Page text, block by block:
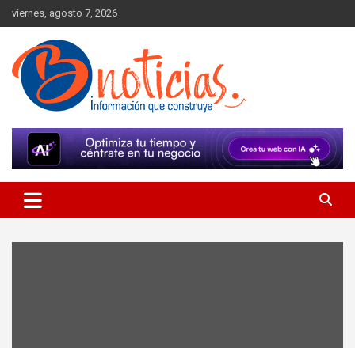
Skip
to
content
viernes, agosto 7, 2026
BNoticias